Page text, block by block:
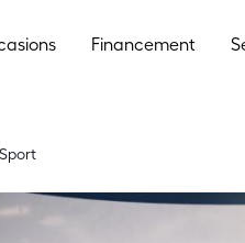
Financement